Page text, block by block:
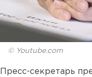
© Youtube.com
Пресс-секретарь